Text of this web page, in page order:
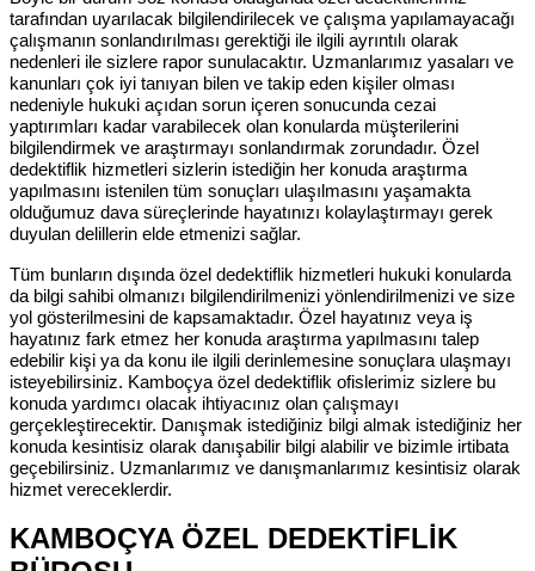
tarafından uyarılacak bilgilendirilecek ve çalışma yapılamayacağı
çalışmanın sonlandırılması gerektiği ile ilgili ayrıntılı olarak
nedenleri ile sizlere rapor sunulacaktır. Uzmanlarımız yasaları ve
kanunları çok iyi tanıyan bilen ve takip eden kişiler olması
nedeniyle hukuki açıdan sorun içeren sonucunda cezai
yaptırımları kadar varabilecek olan konularda müşterilerini
bilgilendirmek ve araştırmayı sonlandırmak zorundadır. Özel
dedektiflik hizmetleri sizlerin istediğin her konuda araştırma
yapılmasını istenilen tüm sonuçları ulaşılmasını yaşamakta
olduğumuz dava süreçlerinde hayatınızı kolaylaştırmayı gerek
duyulan delillerin elde etmenizi sağlar.
Tüm bunların dışında özel dedektiflik hizmetleri hukuki konularda
da bilgi sahibi olmanızı bilgilendirilmenizi yönlendirilmenizi ve size
yol gösterilmesini de kapsamaktadır. Özel hayatınız veya iş
hayatınız fark etmez her konuda araştırma yapılmasını talep
edebilir kişi ya da konu ile ilgili derinlemesine sonuçlara ulaşmayı
isteyebilirsiniz. Kamboçya özel dedektiflik ofislerimiz sizlere bu
konuda yardımcı olacak ihtiyacınız olan çalışmayı
gerçekleştirecektir. Danışmak istediğiniz bilgi almak istediğiniz her
konuda kesintisiz olarak danışabilir bilgi alabilir ve bizimle irtibata
geçebilirsiniz. Uzmanlarımız ve danışmanlarımız kesintisiz olarak
hizmet vereceklerdir.
KAMBOÇYA ÖZEL DEDEKTİFLİK